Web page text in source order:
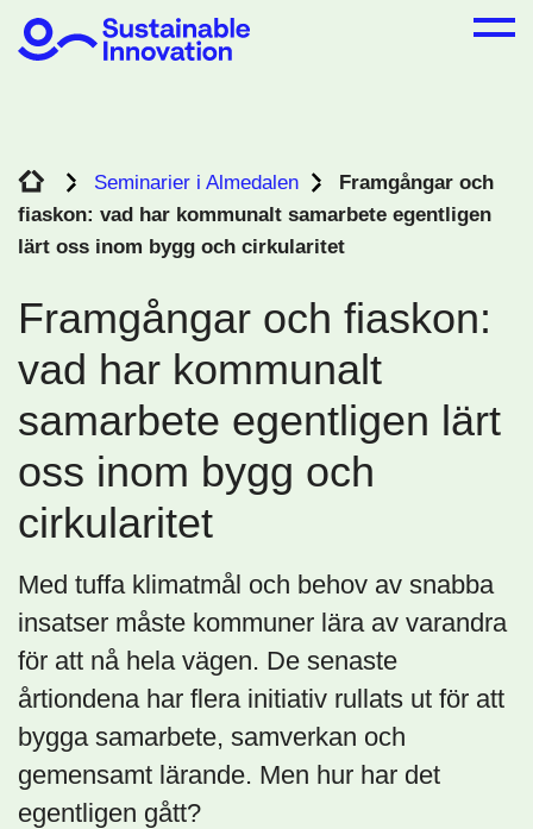
Seminarier i Almedalen
Framgångar och
fiaskon: vad har kommunalt samarbete egentligen
lärt oss inom bygg och cirkularitet
Framgångar och fiaskon:
vad har kommunalt
samarbete egentligen lärt
oss inom bygg och
cirkularitet
Med tuffa klimatmål och behov av snabba
insatser måste kommuner lära av varandra
för att nå hela vägen. De senaste
årtiondena har flera initiativ rullats ut för att
bygga samarbete, samverkan och
gemensamt lärande. Men hur har det
egentligen gått?